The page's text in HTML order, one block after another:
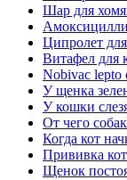
Шар для
Ципролет
Витафел для
Nobivac lepto
У щенка
У кошки
От чего
Когда кот
Прививка
Щенок